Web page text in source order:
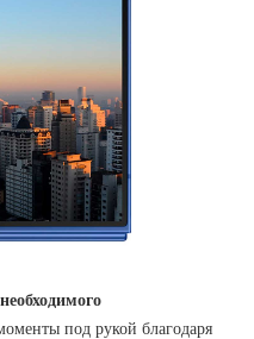
под рукой благодаря